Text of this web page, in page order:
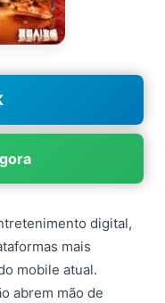
digital,
mais
mobile atual.
abrem mão de